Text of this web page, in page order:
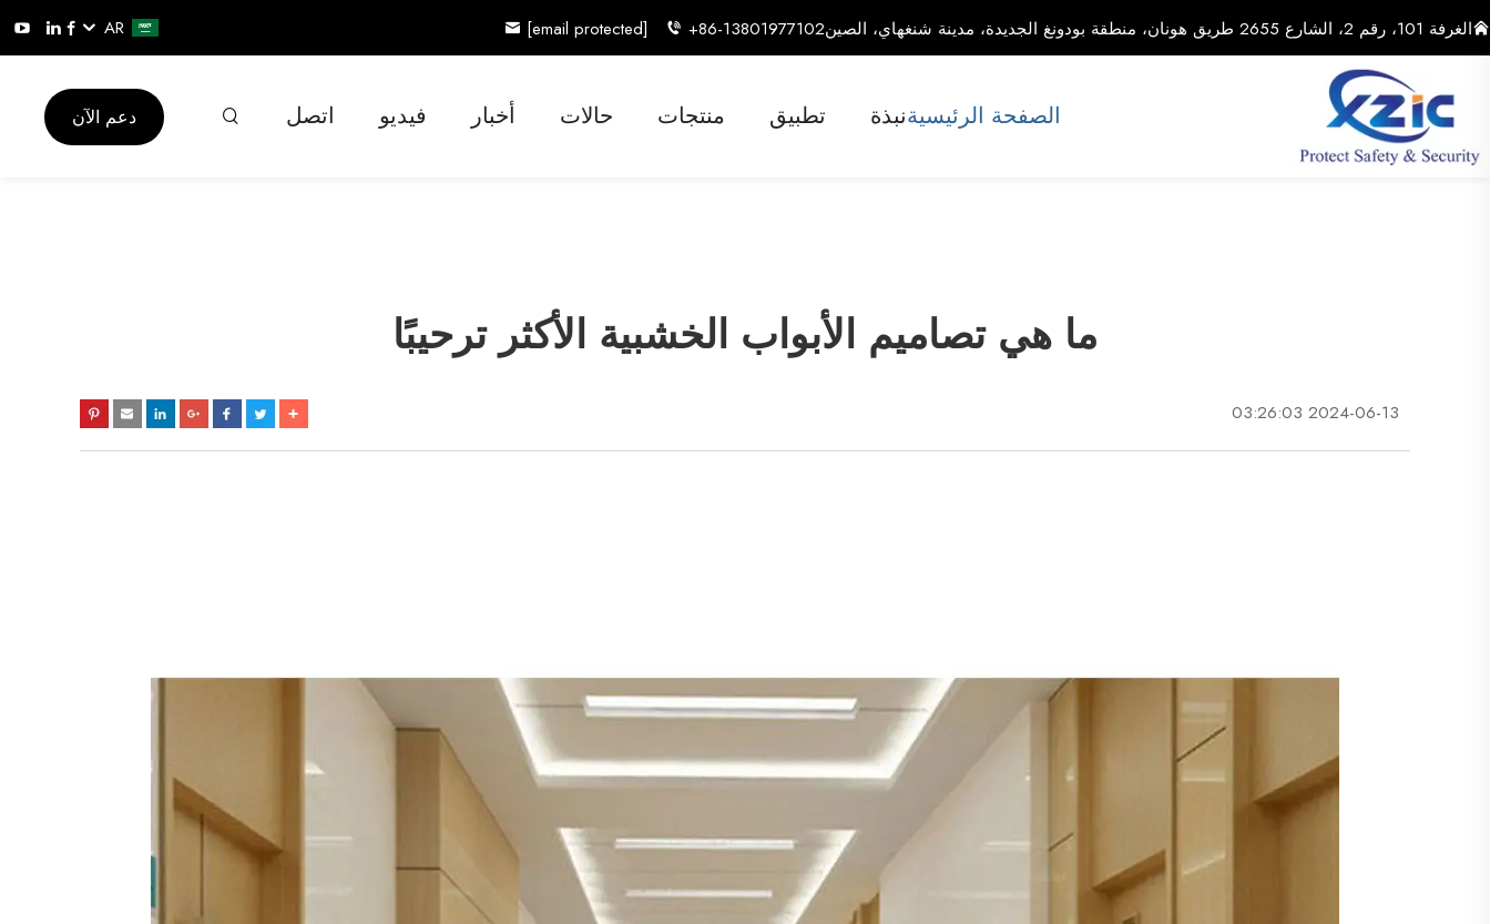
الغرفة 101، رقم 2، الشارع 2655 طريق هونان، منطقة بودونغ الجديدة، مدينة شنغهاي، الصين +86-13801977102
[email protected]
AR
الصفحة الرئيسيةنبذة تطبيق منتجات حالات أخبار فيديو اتصل دعم الآن
ما هي تصاميم الأبواب الخشبية الأكثر ترحيبًا
2024-06-13 03:26:03